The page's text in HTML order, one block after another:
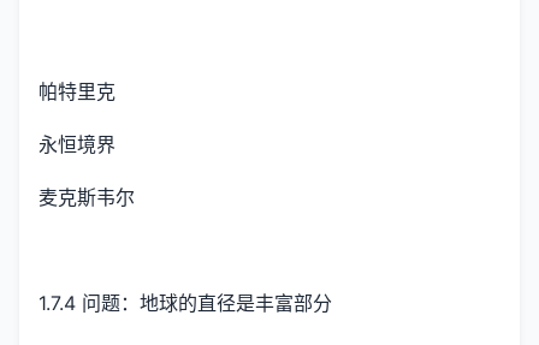
帕特里克
永恒境界
麦克斯韦尔
1.7.4 问题：地球的直径是丰富部分